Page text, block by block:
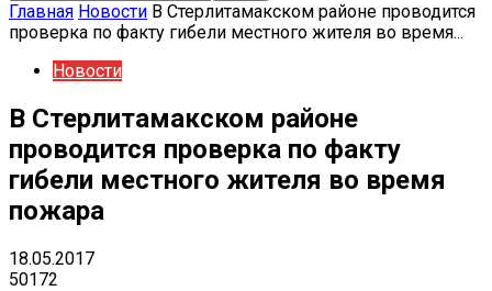
Главная Новости В Стерлитамакском районе проводится
проверка по факту гибели местного жителя во время...
Новости
В Стерлитамакском районе
проводится проверка по факту
гибели местного жителя во время
пожара
18.05.2017
50172